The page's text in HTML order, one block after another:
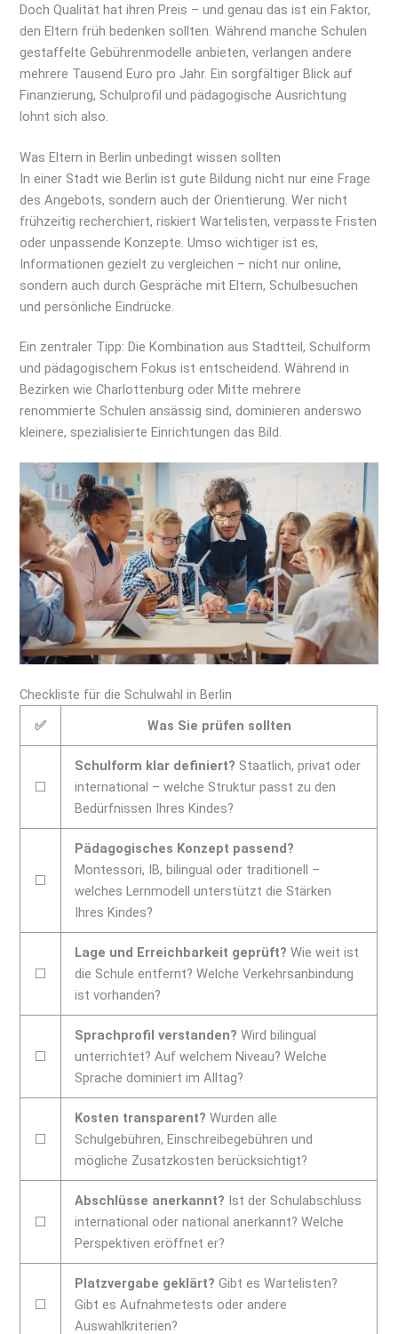
Doch Qualität hat ihren Preis – und genau das ist ein Faktor,
den Eltern früh bedenken sollten. Während manche Schulen
gestaffelte Gebührenmodelle anbieten, verlangen andere
mehrere Tausend Euro pro Jahr. Ein sorgfältiger Blick auf
Finanzierung, Schulprofil und pädagogische Ausrichtung
lohnt sich also.
Was Eltern in Berlin unbedingt wissen sollten
In einer Stadt wie Berlin ist gute Bildung nicht nur eine Frage
des Angebots, sondern auch der Orientierung. Wer nicht
frühzeitig recherchiert, riskiert Wartelisten, verpasste Fristen
oder unpassende Konzepte. Umso wichtiger ist es,
Informationen gezielt zu vergleichen – nicht nur online,
sondern auch durch Gespräche mit Eltern, Schulbesuchen
und persönliche Eindrücke.
Ein zentraler Tipp: Die Kombination aus Stadtteil, Schulform
und pädagogischem Fokus ist entscheidend. Während in
Bezirken wie Charlottenburg oder Mitte mehrere
renommierte Schulen ansässig sind, dominieren anderswo
kleinere, spezialisierte Einrichtungen das Bild.
Checkliste für die Schulwahl in Berlin
✅
Was Sie prüfen sollten
⬜
Schulform klar definiert? Staatlich, privat oder
international – welche Struktur passt zu den
Bedürfnissen Ihres Kindes?
⬜
Pädagogisches Konzept passend?
Montessori, IB, bilingual oder traditionell –
welches Lernmodell unterstützt die Stärken
Ihres Kindes?
⬜
Lage und Erreichbarkeit geprüft? Wie weit ist
die Schule entfernt? Welche Verkehrsanbindung
ist vorhanden?
⬜
Sprachprofil verstanden? Wird bilingual
unterrichtet? Auf welchem Niveau? Welche
Sprache dominiert im Alltag?
⬜
Kosten transparent? Wurden alle
Schulgebühren, Einschreibegebühren und
mögliche Zusatzkosten berücksichtigt?
⬜
Abschlüsse anerkannt? Ist der Schulabschluss
international oder national anerkannt? Welche
Perspektiven eröffnet er?
⬜
Platzvergabe geklärt? Gibt es Wartelisten?
Gibt es Aufnahmetests oder andere
Auswahlkriterien?